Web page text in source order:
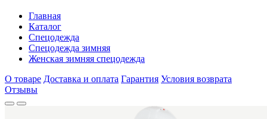
Главная
Каталог
Спецодежда
Спецодежда зимняя
Женская зимняя спецодежда
О товаре Доставка и оплата Гарантия Условия возврата
Отзывы